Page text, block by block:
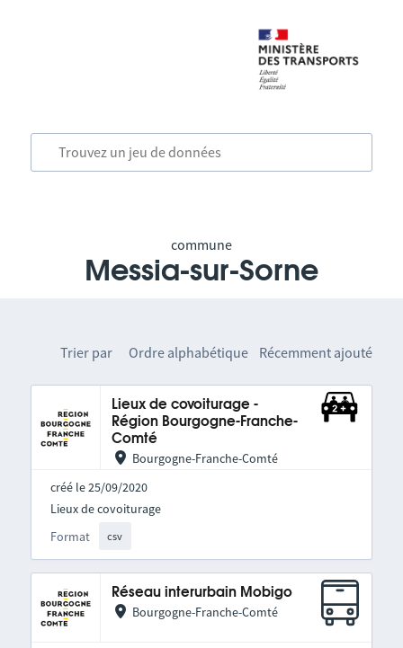
commune
Messia-sur-Sorne
Trier par Ordre alphabétique Récemment ajouté
Lieux de covoiturage -
Région Bourgogne-Franche-
Comté
Bourgogne-Franche-Comté
créé le 25/09/2020
Format csv
Lieux de covoiturage
Réseau interurbain Mobigo
Bourgogne-Franche-Comté